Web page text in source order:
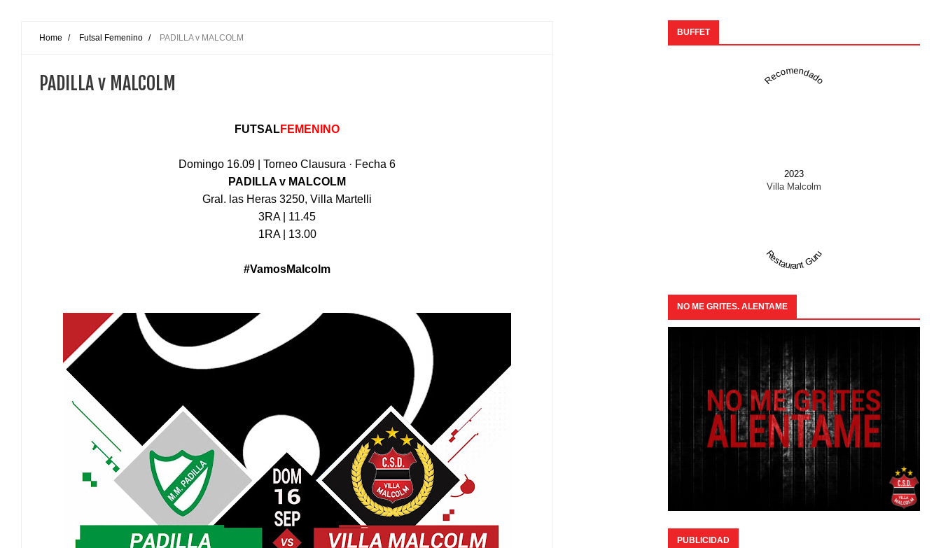
Home / Futsal Femenino / PADILLA v MALCOLM
PADILLA v MALCOLM
FUTSALFEMENINO
Domingo 16.09 | Torneo Clausura · Fecha 6
PADILLA v MALCOLM
Gral. las Heras 3250, Villa Martelli
3RA | 11.45
1RA | 13.00
#VamosMalcolm
BUFFET
Recomendado
2023
Villa Malcolm
Restaurant Guru
NO ME GRITES. ALENTAME
PUBLICIDAD